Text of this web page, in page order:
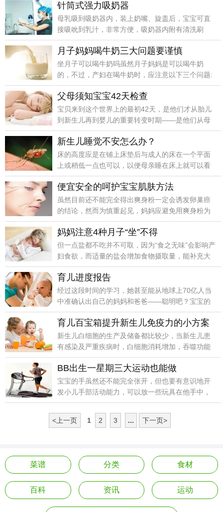
针筒式强力吸奶器
母乳吸到吸奶器内，装上奶嘴、旋盖后，宝宝可直
接吸吮到乳汁，非常方便，吸奶器内附有清洗刷
子，可用来清洗吸奶器，并用热水清洗消毒。
月子妈妈喝牛奶三大问题要谨慎
坐月子可以喝牛奶吗虽然月子妈妈是可以喝牛奶
的，不过，产妇在喝牛奶时，应注意以下三个问题:
牛奶不一定要煮沸后再喝。
父母须知宝宝42天检查
宝贝来到这个世界上的最初42天，是他们才从胎儿
到新生儿再到婴儿的重要转变时期――是他们从母
体过渡到外界、从宫内寄生生活过渡到个体独立存
活的关键适应期。
新生儿睡觉不安怎么办？
床的高度应是在铺上床垫后与成人的床在一个平面
上或稍低一点也可以，以便母亲睡在床上就可以看
到自己的宝宝，也便于随时随地的进行目光交流。
便宜安全的呵护宝宝肌肤方法
虽然目前还不能完全得出爽身粉一定会诱发卵巢癌
的结论，然而为慎重起见，妈妈应避免用爽身粉为
女婴扑洒下身，即便是成年女性也最好不用爽身粉
扑洒下身。
妈妈注意4种月子“坐”不得
但一点盐都不吃并不可取，因为“食之无味”会影响产
妇食欲，而适量的盐会增加食物摄取量，能补充大
量维生素、蛋白质，有助于新妈妈身体恢复。
育儿进度报告
经过这段时间的学习，她甚至能从地球上70亿人当
中准确认出自己的妈妈和爸爸——聪明吧？宝宝的
睡觉时间开始有规律了起来，就连喝奶、尿尿、拉
屎的时间也慢慢地固定了。
育儿百宝箱提升新生儿免疫力的小方案
新生儿白细胞的生产及储备都比较少，当新生儿患
有感染及严重疾病时，白细胞消耗增加，吞噬功能
和杀菌活性都可能明显降低。
BB出生一星期三大运动也能做
宝宝的手虽然还不能完全张开，但也要有意识地开
发小儿手部活动能力，可以放一些玩具在他手中，
如带柄的拨浪鼓、塑料捏响玩具等，要经常训练。
<上一页 1 2 3 ... 下一页>
菜谱 分类 食材
百科 资讯 运动